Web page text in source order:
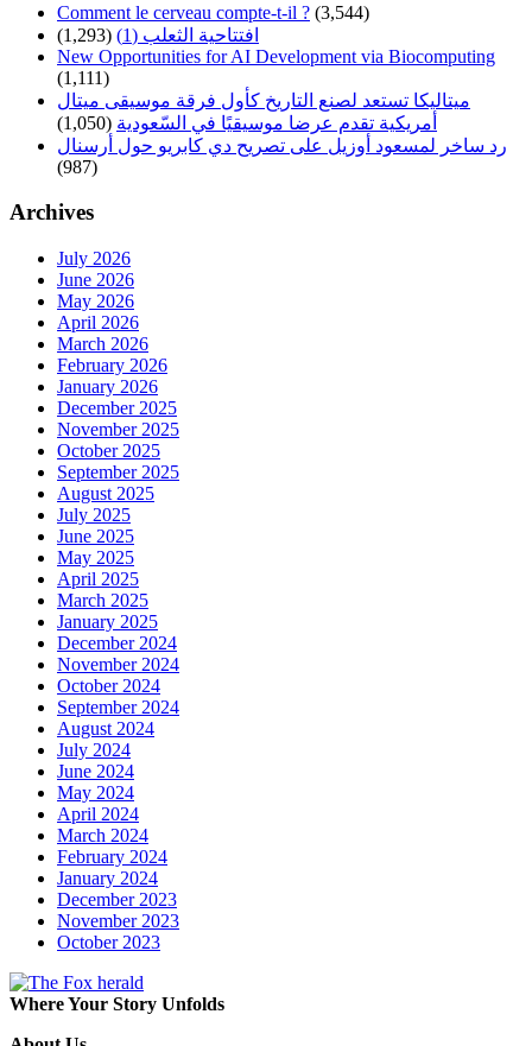
Comment le cerveau compte-t-il ? (3,544)
افتتاحية الثعلب (1)
(1,293)
New Opportunities for AI Development via Biocomputing
(1,111)
ميتاليكا تستعد لصنع التاريخ كأول فرقة موسيقى ميتال
أمريكية تقدم عرضا موسيقيًا في السّعودية (1,050)
رد ساخر لمسعود أوزيل على تصريح دي كابريو حول أرسنال
(987)
Archives
July 2026
June 2026
May 2026
April 2026
March 2026
February 2026
January 2026
December 2025
November 2025
October 2025
September 2025
August 2025
July 2025
June 2025
May 2025
April 2025
March 2025
January 2025
December 2024
November 2024
October 2024
September 2024
August 2024
July 2024
June 2024
May 2024
April 2024
March 2024
February 2024
January 2024
December 2023
November 2023
October 2023
Where Your Story Unfolds